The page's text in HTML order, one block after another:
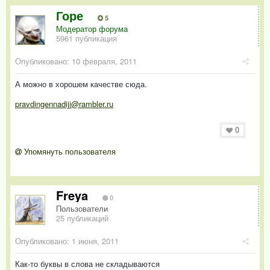
Горе 5
Модератор форума
5961 публикация
Опубликовано: 10 февраля, 2011
А можно в хорошем качестве сюда.
pravdingennadijj@rambler.ru
0
Упомянуть пользователя
Freya 0
Пользователи
25 публикаций
Опубликовано: 1 июня, 2011
Как-то буквы в слова не складываются